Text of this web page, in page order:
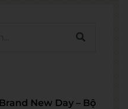
New Day – Bộ